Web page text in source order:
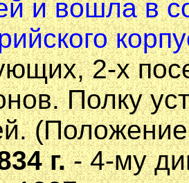
и вошла в
2-х
Полку
(Положение
г.- 4-му